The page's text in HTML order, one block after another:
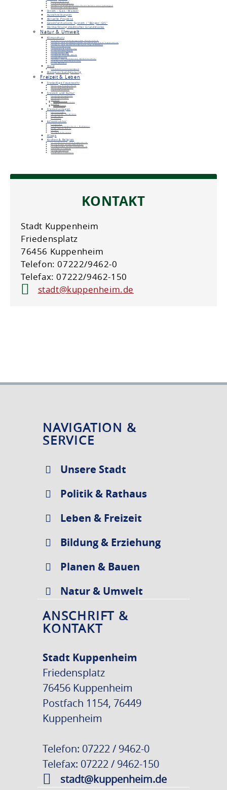
Bebauungspläne
Flächennutzungsplan
Aktuell in Kraft getretene Bauleitpläne oder Satzungen
Öffentliche Auslegungen
Strom - Gas - Wasser
Ausschreibungen
Aktuelle Projekte
Geoinformations-System / "Bürger-GIS"
Vermarktung städtischer Grundstücke
Natur & Umwelt
Klimaschutz
Kommunales Förderprogramm Photovoltaik
Energie- und klimapolitische Leitbild der Stadt Kuppenheim
Energie- und Klimaschutzprojekt RegioENERGIE
Deer E-Carsharing
Ladesäule & Carsharing
Klimaschutzmanager
Energieatlas BW
European Energy Award
Energiebericht
Pendla - die kommunale Mitfahrzentrale
Kommunale Wärmeplanung
Klima-Bündnis
Wald
Stadtwald und Staatswald
Biotopverbundplanung
Freizeit & Leben
Freiwillige Feuerwehr
Abteilung Kuppenheim
Abteilung Oberndorf
Jugendfeuerwehr
Freizeit und Kultur
Veranstaltungshalle
Veranstaltungen
Vereine
Vereinsförderung
Belegungs- und Spielpläne
Museen
Unimog-Museum
Heimatmuseum
Freizeitanlagen
Sportanlagen
Spielplätze, Bolzplätze
Bürgerpark
Grillplatz
Infrastruktur
Einkaufen
Stadtplan Kuppenheim / Bischweier
ÖPNV (Bus & Bahn)
Parken
Reisigsammelplatz
Pflege
Kirchen & Religion
St. Sebastian Kirche Kuppenheim
Heilig Kreuz Kirche Oberndorf
Evangelische Kirche Kuppenheim
Jüdischer Friedhof
Synagogenplatz
Städtische Friedhöfe
KONTAKT
Stadt Kuppenheim
Friedensplatz
76456 Kuppenheim
Telefon: 07222/9462-0
Telefax: 07222/9462-150
stadt@kuppenheim.de
NAVIGATION &
SERVICE
Unsere Stadt
Politik & Rathaus
Leben & Freizeit
Bildung & Erziehung
Planen & Bauen
Natur & Umwelt
ANSCHRIFT &
KONTAKT
Stadt Kuppenheim
Friedensplatz
76456 Kuppenheim
Postfach 1154, 76449
Kuppenheim
Telefon: 07222 / 9462-0
Telefax: 07222 / 9462-150
stadt@kuppenheim.de